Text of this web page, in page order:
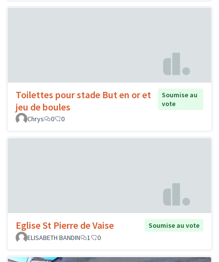
Toilettes pour stade But en or et
jeu de boules
Soumise au
vote
Chrys
0 0
Eglise St Pierre de Vaise
Soumise au vote
ELISABETH BANDIN
1 0